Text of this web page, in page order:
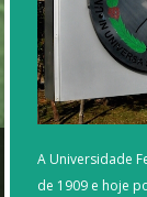
A Universidade
de 1909 e hoje